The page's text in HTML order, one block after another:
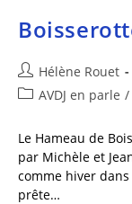
Hélène Rouet
AVDJ en parle /
Le Hameau de
par Michèle et
comme hiver
prête…